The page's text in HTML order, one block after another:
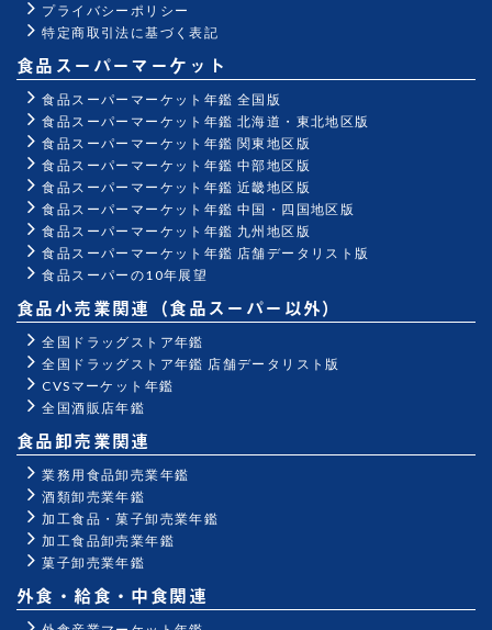
プライバシーポリシー
特定商取引法に基づく表記
食品スーパーマーケット
食品スーパーマーケット年鑑 全国版
食品スーパーマーケット年鑑 北海道・東北地区版
食品スーパーマーケット年鑑 関東地区版
食品スーパーマーケット年鑑 中部地区版
食品スーパーマーケット年鑑 近畿地区版
食品スーパーマーケット年鑑 中国・四国地区版
食品スーパーマーケット年鑑 九州地区版
食品スーパーマーケット年鑑 店舗データリスト版
食品スーパーの10年展望
食品小売業関連（食品スーパー以外）
全国ドラッグストア年鑑
全国ドラッグストア年鑑 店舗データリスト版
CVSマーケット年鑑
全国酒販店年鑑
食品卸売業関連
業務用食品卸売業年鑑
酒類卸売業年鑑
加工食品・菓子卸売業年鑑
加工食品卸売業年鑑
菓子卸売業年鑑
外食・給食・中食関連